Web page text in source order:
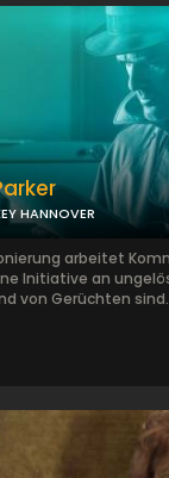
HANNOVER
arbeitet
Initiative an
von Gerüchten